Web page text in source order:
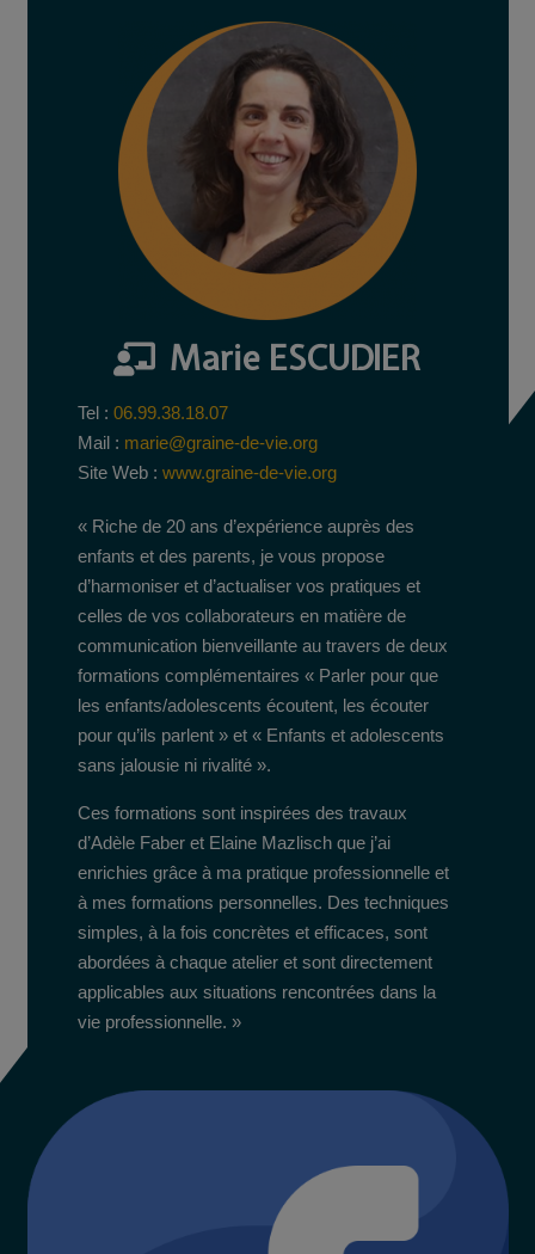
Marie ESCUDIER
Tel : 06.99.38.18.07
Mail : marie@graine-de-vie.org
Site Web : www.graine-de-vie.org
« Riche de 20 ans d’expérience auprès des
enfants et des parents, je vous propose
d’harmoniser et d’actualiser vos pratiques et
celles de vos collaborateurs en matière de
communication bienveillante au travers de deux
formations complémentaires « Parler pour que
les enfants/adolescents écoutent, les écouter
pour qu’ils parlent » et « Enfants et adolescents
sans jalousie ni rivalité ».
Ces formations sont inspirées des travaux
d’Adèle Faber et Elaine Mazlisch que j’ai
enrichies grâce à ma pratique professionnelle et
à mes formations personnelles. Des techniques
simples, à la fois concrètes et efficaces, sont
abordées à chaque atelier et sont directement
applicables aux situations rencontrées dans la
vie professionnelle. »